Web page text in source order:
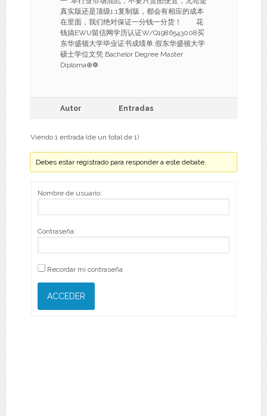
真实版还是顶级1:1复制版，都会有相应的成本
在里面，我们绝对保证一分钱一分货！ 花
钱搞EWU留信网学历认证W/Q1986543008买
东华盛顿大学毕业证书成绩单,假东华盛顿大学
硕士学位文凭 Bachelor Degree Master
Diploma⊕❁
Autor Entradas
Viendo 1 entrada (de un total de 1)
Debes estar registrado para responder a este debate.
Nombre de usuario:
Contraseña:
Recordar mi contraseña
ACCEDER